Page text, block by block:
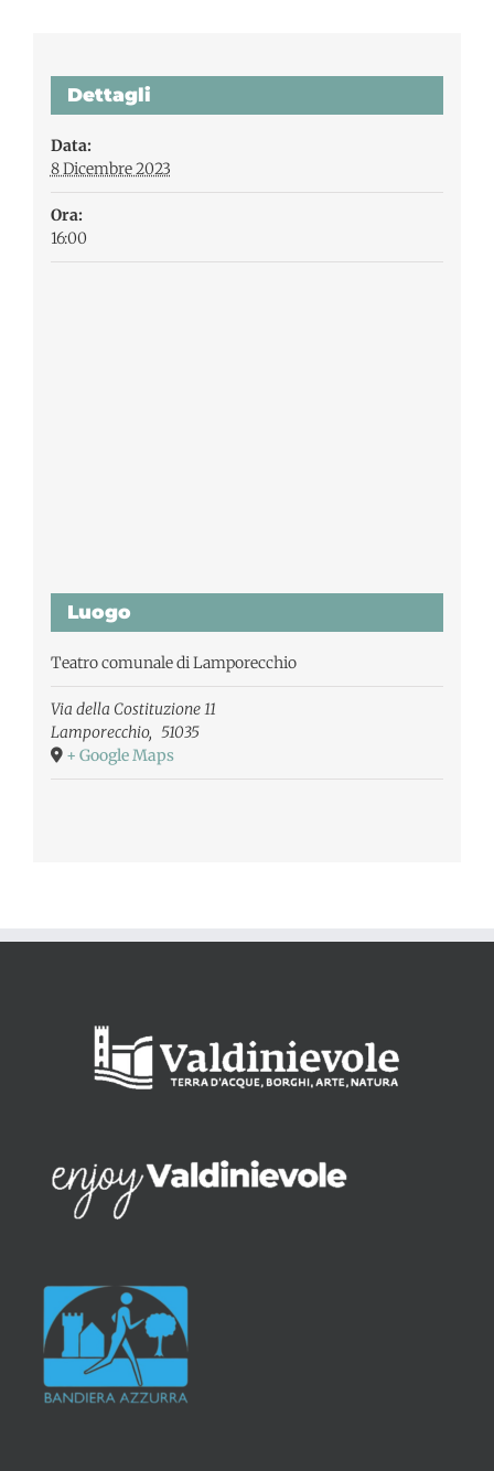
Dettagli
Data:
8 Dicembre 2023
Ora:
16:00
Luogo
Teatro comunale di Lamporecchio
Via della Costituzione 11
Lamporecchio, 51035
+ Google Maps